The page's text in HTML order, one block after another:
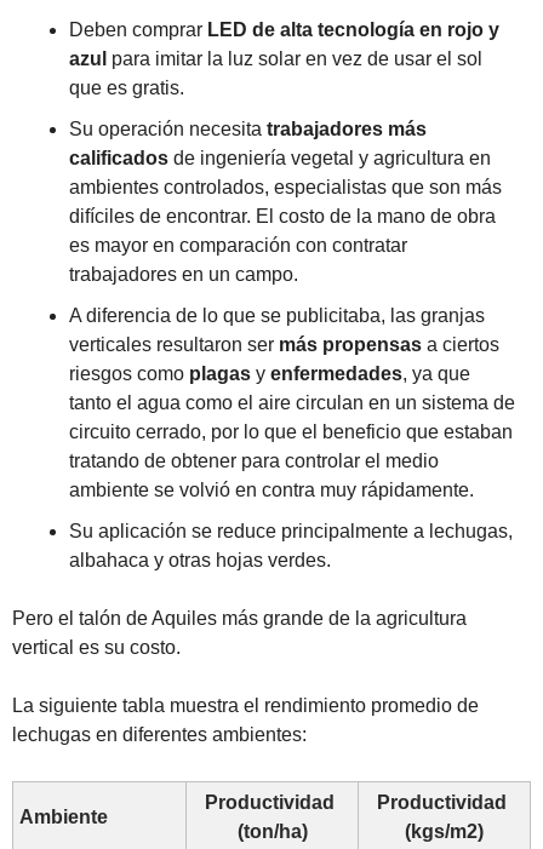
Deben comprar LED de alta tecnología en rojo y
azul para imitar la luz solar en vez de usar el sol
que es gratis.
Su operación necesita trabajadores más
calificados de ingeniería vegetal y agricultura en
ambientes controlados, especialistas que son más
difíciles de encontrar. El costo de la mano de obra
es mayor en comparación con contratar
trabajadores en un campo.
A diferencia de lo que se publicitaba, las granjas
verticales resultaron ser más propensas a ciertos
riesgos como plagas y enfermedades, ya que
tanto el agua como el aire circulan en un sistema de
circuito cerrado, por lo que el beneficio que estaban
tratando de obtener para controlar el medio
ambiente se volvió en contra muy rápidamente.
Su aplicación se reduce principalmente a lechugas,
albahaca y otras hojas verdes.
Pero el talón de Aquiles más grande de la agricultura
vertical es su costo.
La siguiente tabla muestra el rendimiento promedio de
lechugas en diferentes ambientes:
Ambiente
Productividad
(ton/ha)
Productividad
(kgs/m2)